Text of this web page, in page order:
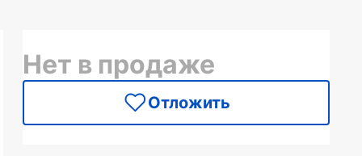
Нет в продаже
Отложить